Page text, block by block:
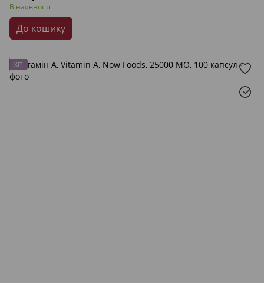
В наявності
До кошику
ХІТ